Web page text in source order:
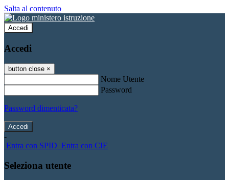
Salta al contenuto
Accedi
Accedi
button close ×
Nome Utente
Password
Password dimenticata?
-
Entra con SPID Entra con CIE
Seleziona utente